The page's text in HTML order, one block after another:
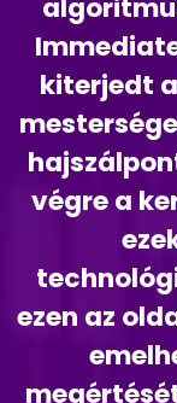
kiterjedt
végre a
ezen az